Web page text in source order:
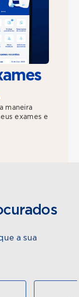
maneira
exames e
a sua